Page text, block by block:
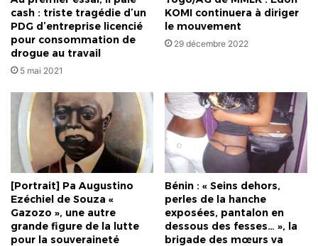
cash : triste tragédie d’un
PDG d’entreprise licencié
pour consommation de
drogue au travail
5 mai 2021
KOMI continuera à diriger
le mouvement
29 décembre 2022
[Portrait] Pa Augustino
Ezéchiel de Souza «
Gazozo », une autre
grande figure de la lutte
pour la souveraineté
Bénin : « Seins dehors,
perles de la hanche
exposées, pantalon en
dessous des fesses… », la
brigade des mœurs va